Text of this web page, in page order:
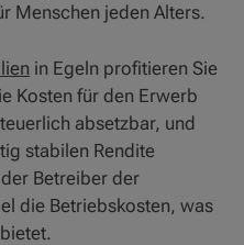
Menschen jeden Alters.
in Egeln profitieren Sie
Kosten für den Erwerb
absetzbar, und
stabilen Rendite
Betreiber der
die Betriebskosten, was